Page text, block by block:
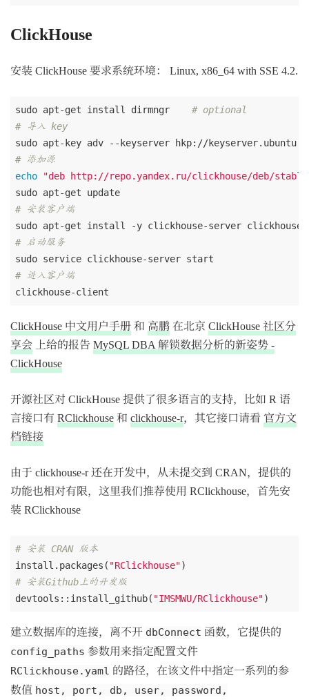
ClickHouse
安装 ClickHouse 要求系统环境： Linux, x86_64 with SSE 4.2.
sudo apt-get install dirmngr # optional
# 导入 key
sudo apt-key adv --keyserver hkp://
# 添加源
echo
"deb http://repo.yandex.ru/clickhouse/deb/
# 安装客户端
# 启动服务
# 进入客户端
ClickHouse 中文用户手册和 高鹏在北京 ClickHouse 社区分
享会 上给的报告 MySQL DBA 解锁数据分析的新姿势 -
ClickHouse
开源社区对 ClickHouse 提供了很多语言的支持，比如 R 语
言接口有 RClickhouse和 clickhouse-r，其它接口请看 官方文
档链接
由于 clickhouse-r 还在开发中，从未提交到 CRAN，提供的
功能也相对有限，这里我们推荐使用 RClickhouse，首先安
装 RClickhouse
# 安装 CRAN 版本
install.packages( "RClickhouse"
# 安装Github上的开发版
devtools::install_github( "IMSMWU/RClickhouse"
建立数据库的连接，离不开 dbConnect 函数，它提供的
config_paths 参数用来指定配置文件
RClickhouse.yaml 的路径，在该文件中指定一系列的参
数值 host, port, db, user, password,